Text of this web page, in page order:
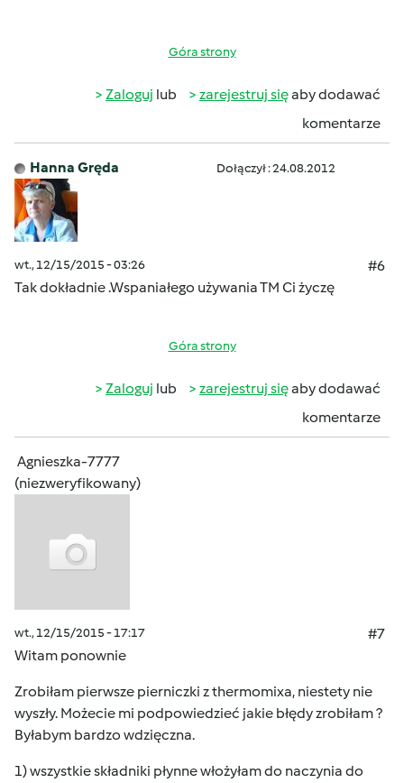
Góra strony
Zaloguj lub zarejestruj sięaby dodawać
komentarze
Hanna Gręda Dołączył : 24.08.2012
wt., 12/15/2015 - 03:26
#6
Tak dokładnie .Wspaniałego używania TM Ci życzę
Góra strony
Zaloguj lub zarejestruj sięaby dodawać
komentarze
Agnieszka-7777
(niezweryfikowany)
wt., 12/15/2015 - 17:17
#7
Witam ponownie
Zrobiłam pierwsze pierniczki z thermomixa, niestety nie
wyszły. Możecie mi podpowiedzieć jakie błędy zrobiłam ?
Byłabym bardzo wdzięczna.
1) wszystkie składniki płynne włożyłam do naczynia do